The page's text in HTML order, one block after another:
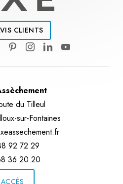
CLIENTS
du Tilleul
sur-Fontaines
92 72 29
36 20 20
ACCÈS